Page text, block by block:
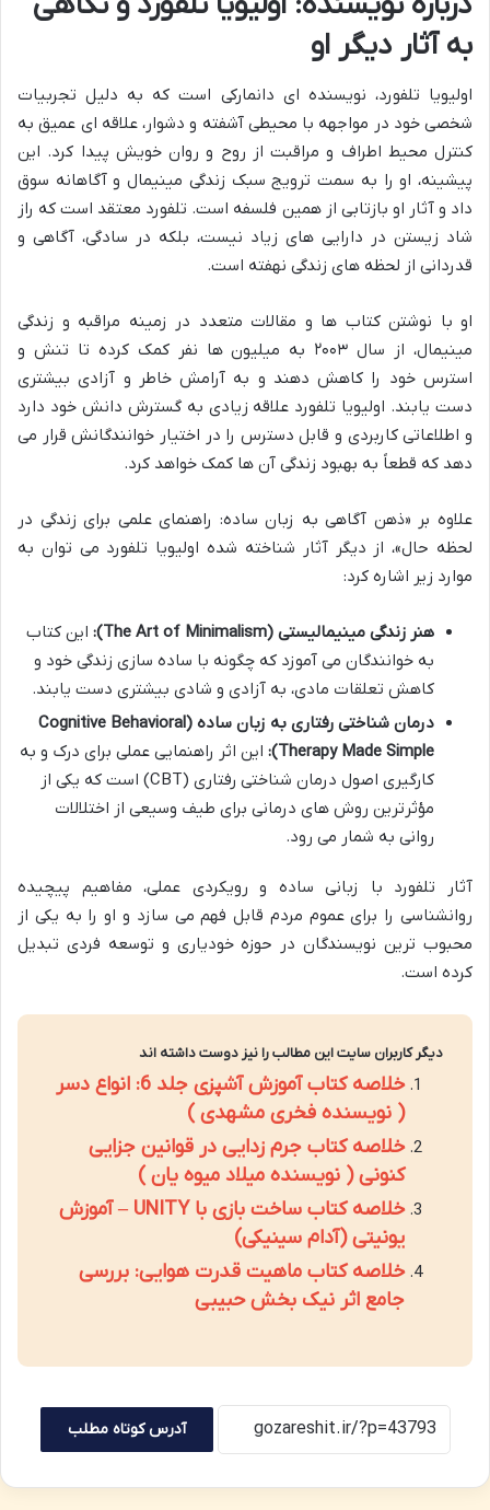
به آثار دیگر او
اولیویا تلفورد، نویسنده ای دانمارکی است که به دلیل تجربیات
شخصی خود در مواجهه با محیطی آشفته و دشوار، علاقه ای عمیق به
کنترل محیط اطراف و مراقبت از روح و روان خویش پیدا کرد. این
پیشینه، او را به سمت ترویج سبک زندگی مینیمال و آگاهانه سوق
داد و آثار او بازتابی از همین فلسفه است. تلفورد معتقد است که راز
شاد زیستن در دارایی های زیاد نیست، بلکه در سادگی، آگاهی و
قدردانی از لحظه های زندگی نهفته است.
او با نوشتن کتاب ها و مقالات متعدد در زمینه مراقبه و زندگی
مینیمال، از سال ۲۰۰۳ به میلیون ها نفر کمک کرده تا تنش و
استرس خود را کاهش دهند و به آرامش خاطر و آزادی بیشتری
دست یابند. اولیویا تلفورد علاقه زیادی به گسترش دانش خود دارد
و اطلاعاتی کاربردی و قابل دسترس را در اختیار خوانندگانش قرار می
دهد که قطعاً به بهبود زندگی آن ها کمک خواهد کرد.
علاوه بر «ذهن آگاهی به زبان ساده: راهنمای علمی برای زندگی در
لحظه حال»، از دیگر آثار شناخته شده اولیویا تلفورد می توان به
موارد زیر اشاره کرد:
هنر زندگی مینیمالیستی (The Art of Minimalism):
این کتاب
به خوانندگان می آموزد که چگونه با ساده سازی زندگی خود و
کاهش تعلقات مادی، به آزادی و شادی بیشتری دست یابند.
درمان شناختی رفتاری به زبان ساده (Cognitive Behavioral
Therapy Made Simple):
این اثر راهنمایی عملی برای درک و به
کارگیری اصول درمان شناختی رفتاری (CBT) است که یکی از
مؤثرترین روش های درمانی برای طیف وسیعی از اختلالات
روانی به شمار می رود.
آثار تلفورد با زبانی ساده و رویکردی عملی، مفاهیم پیچیده
روانشناسی را برای عموم مردم قابل فهم می سازد و او را به یکی از
محبوب ترین نویسندگان در حوزه خودیاری و توسعه فردی تبدیل
کرده است.
دیگر کاربران سایت این مطالب را نیز دوست داشته اند
خلاصه کتاب آموزش آشپزی جلد 6: انواع دسر
( نویسنده فخری مشهدی )
خلاصه کتاب جرم زدایی در قوانین جزایی
کنونی ( نویسنده میلاد میوه یان )
خلاصه کتاب ساخت بازی با UNITY – آموزش
یونیتی (آدام سینیکی)
خلاصه کتاب ماهیت قدرت هوایی: بررسی
جامع اثر نیک بخش حبیبی
آدرس کوتاه مطلب